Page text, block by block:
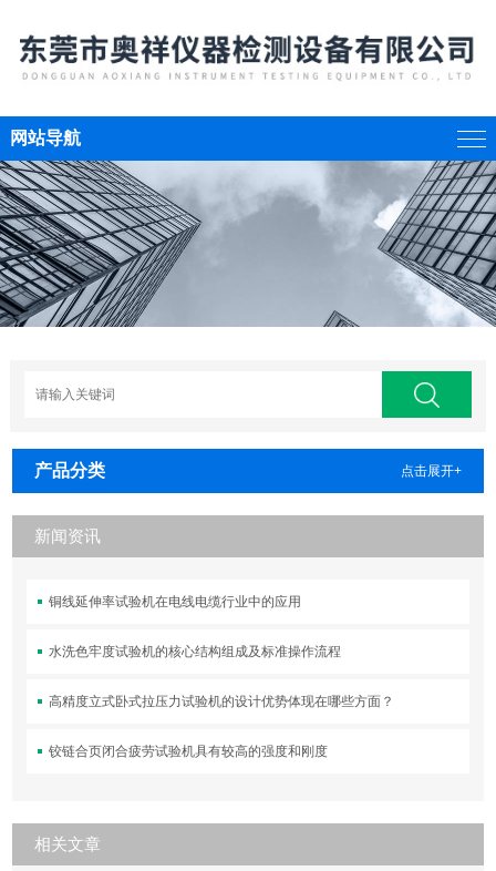
网站导航
产品分类 点击展开+
新闻资讯
铜线延伸率试验机在电线电缆行业中的应用
水洗色牢度试验机的核心结构组成及标准操作流程
高精度立式卧式拉压力试验机的设计优势体现在哪些方面？
铰链合页闭合疲劳试验机具有较高的强度和刚度
相关文章